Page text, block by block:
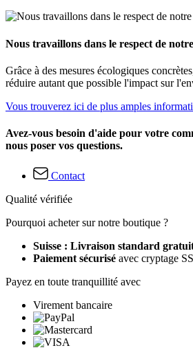
Nous travaillons dans le respect de
Grâce à des mesures écologiques
réduire autant que possible l'impact sur
Vous trouverez ici de plus amples
Avez-vous besoin d'aide pour votre
nous poser vos questions.
Contact
Qualité vérifiée
Pourquoi acheter sur notre boutique ?
Suisse : Livraison standard
Paiement sécurisé avec cryptage
Payez en toute tranquillité avec
Virement bancaire